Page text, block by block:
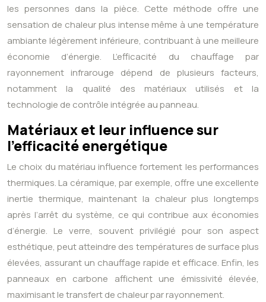
les personnes dans la pièce. Cette méthode offre une
sensation de chaleur plus intense même à une température
ambiante légèrement inférieure, contribuant à une meilleure
économie d’énergie. L’efficacité du chauffage par
rayonnement infrarouge dépend de plusieurs facteurs,
notamment la qualité des matériaux utilisés et la
technologie de contrôle intégrée au panneau.
Matériaux et leur influence sur
l’efficacité energétique
Le choix du matériau influence fortement les performances
thermiques. La céramique, par exemple, offre une excellente
inertie thermique, maintenant la chaleur plus longtemps
après l’arrêt du système, ce qui contribue aux économies
d’énergie. Le verre, souvent privilégié pour son aspect
esthétique, peut atteindre des températures de surface plus
élevées, assurant un chauffage rapide et efficace. Enfin, les
panneaux en carbone affichent une émissivité élevée,
maximisant le transfert de chaleur par rayonnement.